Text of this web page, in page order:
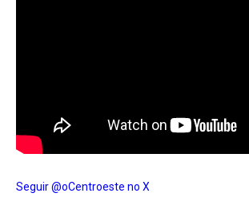
Seguir @oCentroeste no X